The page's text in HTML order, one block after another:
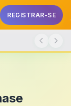
REGISTRAR-SE